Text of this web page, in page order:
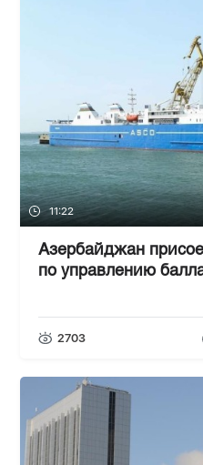
11:22
Азербайджан
по управлению
2703